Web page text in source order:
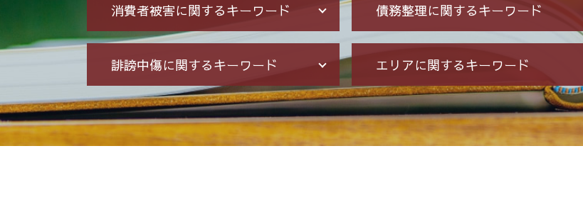
消費者被害に関するキーワード
未公開株 詐欺
投資 信託 詐欺
競馬 予想 詐欺
詐欺 民事 刑事
振り込め 詐欺
債務整理に関するキーワード
給与所得者 再生
サラ金 過払い
破産 免責
個人再生 再生計画
借金 債務整理 メリット
誹謗中傷に関するキーワード
誹謗中傷 被害
発信者情報 開示請求
爆サイ 誹謗中傷
エリアに関するキーワード
振り込め詐欺 東京都 弁護士
個人再生 東京都 相談
債務整理 港区 弁護士